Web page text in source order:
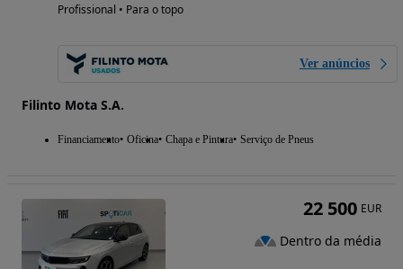
Profissional • Para o topo
Ver anúncios
Filinto Mota S.A.
Financiamento Oficina Chapa e Pintura Serviço de Pneus
22 500 EUR
Dentro da média